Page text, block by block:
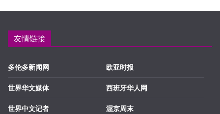
友情链接
多伦多新闻网
世界华文媒体
世界中文记者
欧亚时报
西班牙华人网
渥京周末